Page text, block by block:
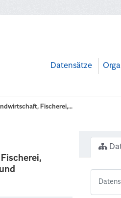
Datensätze
Fischerei,...